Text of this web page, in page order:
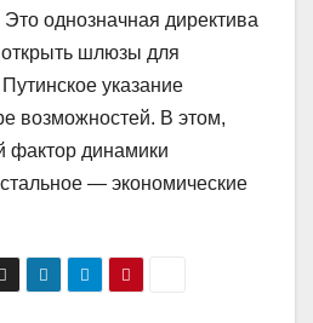
однозначная директива
шлюзы для
указание
возможностей. В этом,
фактор динамики
— экономические